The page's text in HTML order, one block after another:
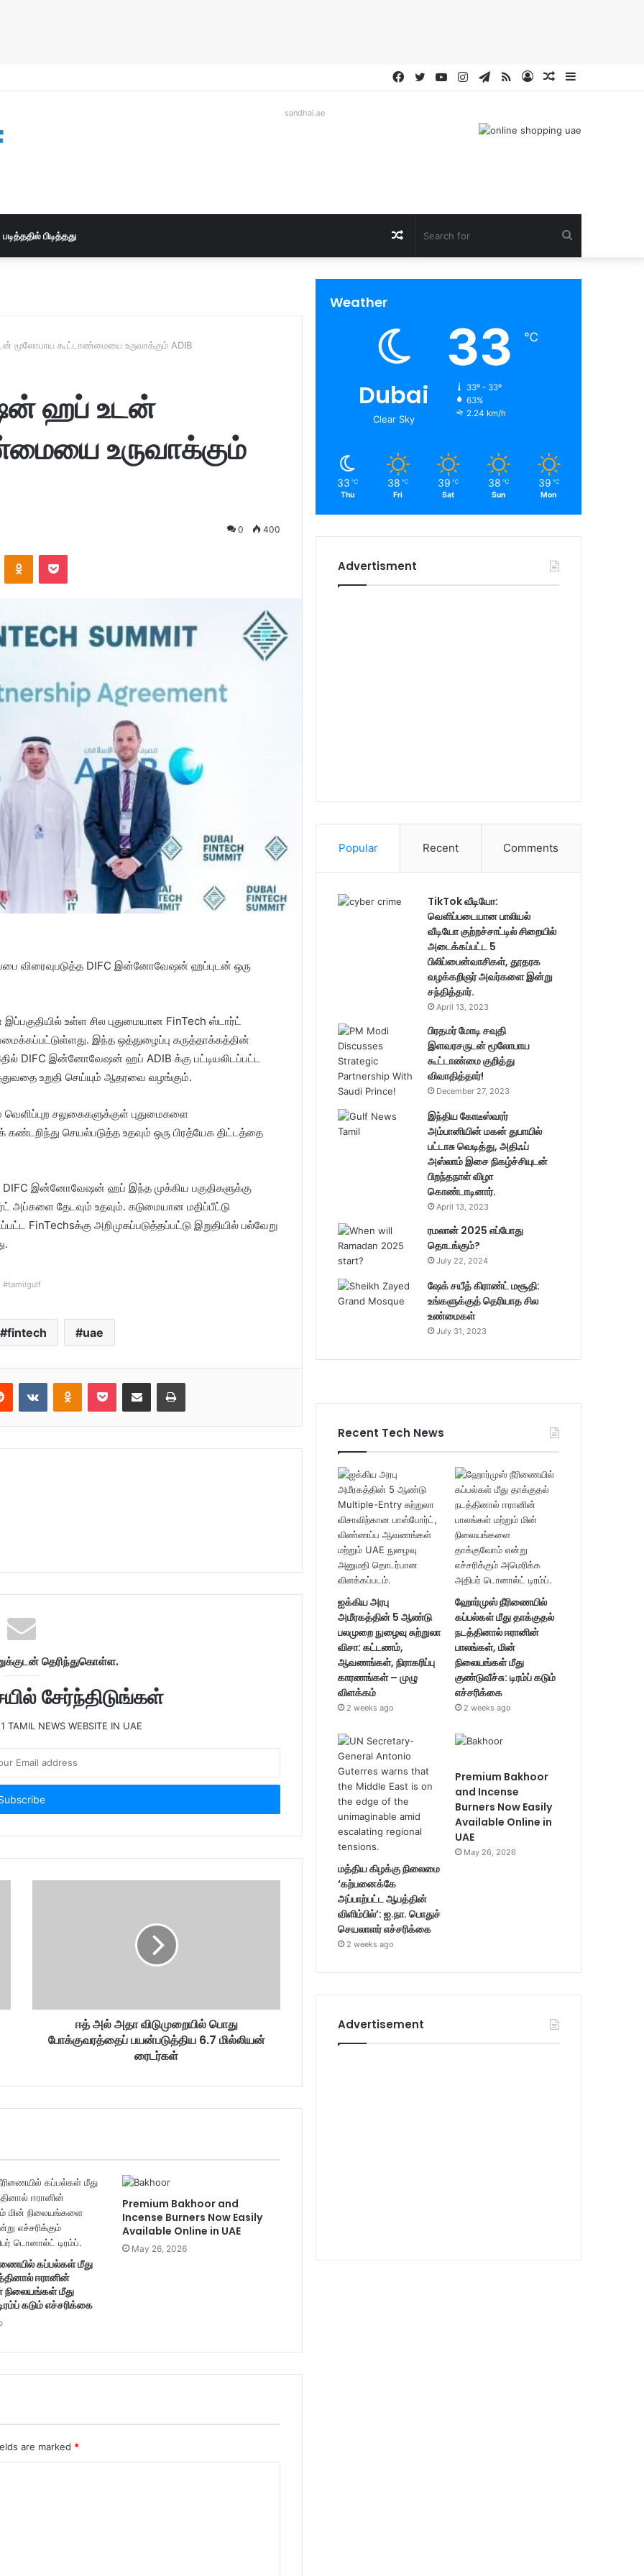
Random
Log
RSS
Telegram
Instagram
YouTube
Twitter
Facebook
sandhai.ae
படித்ததில் பிடித்தது
for
Random
Article
கூட்டாண்மையை உருவாக்கும் ADIB
ஹப் உடன்
உருவாக்கும்
0 400
விரைவுபடுத்த DIFC இன்னோவேஷன் ஹப்புடன் ஒரு
உள்ள சில புதுமையான FinTech ஸ்டார்ட்
இந்த ஒத்துழைப்பு கருத்தாக்கத்தின்
DIFC இன்னோவேஷன் ஹப் ADIB க்கு பட்டியலிடப்பட்ட
உறுதி செய்யும் ஆதரவை வழங்கும்.
சலுகைகளுக்குள் புதுமைகளை
செயல்படுத்த உதவும் ஒரு பிரத்யேக திட்டத்தை
இன்னோவேஷன் ஹப் இந்த முக்கிய பகுதிகளுக்கு
அப்களை தேடவும் உதவும். கடுமையான மதிப்பீட்டு
FinTechsக்கு அறிமுகப்படுத்தப்பட்டு இறுதியில் பல்வேறு
#tamilgulf
fintech uae
தெரிந்துகொள்ள.
சேர்ந்திடுங்கள்
TAMIL NEWS WEBSITE IN UAE
ஈத் அல் அதா விடுமுறையில் பொது
போக்குவரத்தைப் பயன்படுத்திய 6.7 மில்லியன்
ரைடர்கள்
கப்பல்கள் மீது
ஈரானின்
நிலையங்கள் மீது
கடும் எச்சரிக்கை
Premium Bakhoor and
Incense Burners Now Easily
Available Online in UAE
May 26, 2026
are marked *
Weather
Dubai
Clear Sky
33 ℃
33º - 33º
63%
2.24 km/h
33 ℃
Thu
38 ℃
Fri
39 ℃
Sat
38 ℃
Sun
39 ℃
Mon
Advertisment
Popular Recent Comments
TikTok வீடியோ:
வெளிப்படையான பாலியல்
வீடியோ குற்றச்சாட்டில் சிறையில்
அடைக்கப்பட்ட 5
பிலிப்பைன்வாசிகள், தூதரக
வழக்கறிஞர் அவர்களை இன்று
சந்தித்தார்.
April 13, 2023
பிரதமர் மோடி சவுதி
இளவரசருடன் மூலோபாய
கூட்டாண்மை குறித்து
விவாதித்தார்!
December 27, 2023
இந்திய கோடீஸ்வரர்
அம்பானியின் மகன் துபாயில்
பட்டாசு வெடித்து, அதிஃப்
அஸ்லாம் இசை நிகழ்ச்சியுடன்
பிறந்தநாள் விழா
கொண்டாடினார்.
April 13, 2023
ரமலான் 2025 எப்போது
தொடங்கும்?
July 22, 2024
ஷேக் சயீத் கிராண்ட் மசூதி:
உங்களுக்குத் தெரியாத சில
உண்மைகள்
July 31, 2023
Recent Tech News
ஐக்கிய அரபு
அமீரகத்தின் 5 ஆண்டு
பலமுறை நுழைவு சுற்றுலா
விசா: கட்டணம்,
ஆவணங்கள், நிராகரிப்பு
காரணங்கள் – முழு
விளக்கம்
2 weeks ago
ஹோர்முஸ் நீரிணையில்
கப்பல்கள் மீது தாக்குதல்
நடத்தினால் ஈரானின்
பாலங்கள், மின்
நிலையங்கள் மீது
குண்டுவீச்சு: டிரம்ப் கடும்
எச்சரிக்கை
2 weeks ago
மத்திய கிழக்கு நிலைமை
‘கற்பனைக்கே
அப்பாற்பட்ட ஆபத்தின்
விளிம்பில்’: ஐ.நா. பொதுச்
செயலாளர் எச்சரிக்கை
2 weeks ago
Premium Bakhoor
and Incense
Burners Now Easily
Available Online in
UAE
May 26, 2026
Advertisement